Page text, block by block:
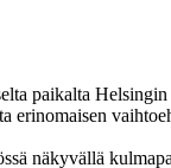
paikalta
erinomaisen
näkyvällä